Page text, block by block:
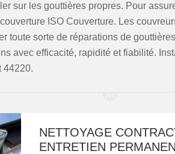
sur les gouttières propres. Pour
ISO Couverture. Les
toute sorte de réparations de
avec efficacité, rapidité et fiabilité.
44220.
NETTOYAGE
ENTRETIEN